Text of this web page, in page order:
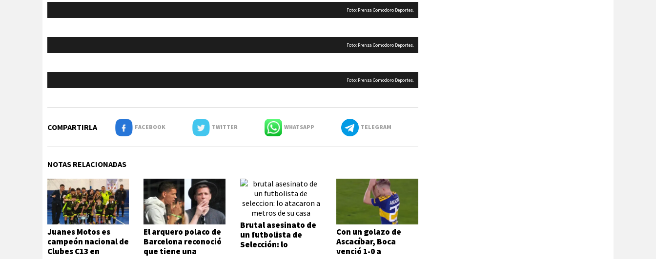
Foto: Prensa Comodoro Deportes.
Foto: Prensa Comodoro Deportes.
Foto: Prensa Comodoro Deportes.
COMPARTIRLA FACEBOOK TWITTER WHATSAPP TELEGRAM
NOTAS RELACIONADAS
Juanes Motos es
campeón nacional de
Clubes C13 en
El arquero polaco de
Barcelona reconoció
que tiene una
Brutal asesinato de
un futbolista de
Selección: lo
Con un golazo de
Ascacíbar, Boca
venció 1-0 a